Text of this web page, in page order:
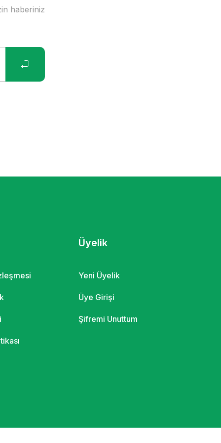
haberiniz
Üyelik
Yeni Üyelik
Üye Girişi
Şifremi Unuttum